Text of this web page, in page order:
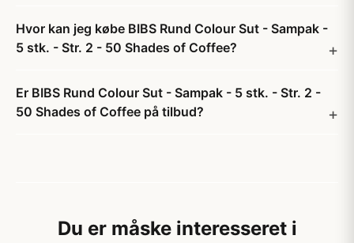
Hvor kan jeg købe BIBS Rund Colour Sut - Sampak -
5 stk. - Str. 2 - 50 Shades of Coffee?
Er BIBS Rund Colour Sut - Sampak - 5 stk. - Str. 2 -
50 Shades of Coffee på tilbud?
Du er måske interesseret i